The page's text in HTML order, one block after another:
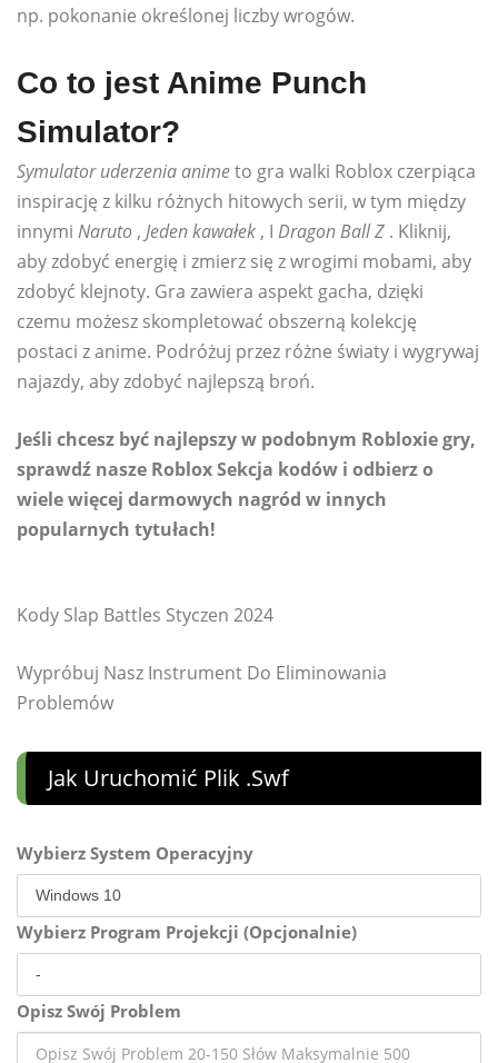
np. pokonanie określonej liczby wrogów.
Co to jest Anime Punch
Simulator?
Symulator uderzenia animeto gra walki Roblox czerpiąca
inspirację z kilku różnych hitowych serii, w tym między
innymi Naruto , Jeden kawałek , I Dragon Ball Z . Kliknij,
aby zdobyć energię i zmierz się z wrogimi mobami, aby
zdobyć klejnoty. Gra zawiera aspekt gacha, dzięki
czemu możesz skompletować obszerną kolekcję
postaci z anime. Podróżuj przez różne światy i wygrywaj
najazdy, aby zdobyć najlepszą broń.
Jeśli chcesz być najlepszy w podobnym Robloxiegry,
sprawdź nasze RobloxSekcja kodów i odbierz o
wiele więcej darmowych nagród w innych
popularnych tytułach!
Kody Slap Battles Styczen 2024
Wypróbuj Nasz Instrument Do Eliminowania
Problemów
Jak Uruchomić Plik .swf
Wybierz System Operacyjny
Wybierz Program Projekcji (Opcjonalnie)
Opisz Swój Problem